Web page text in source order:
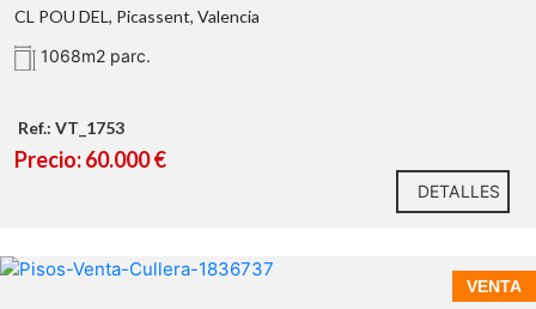
No se concede licencia de construcción hasta que no
se urbanice completamente la calle.
CL POU DEL, Picassent, Valencia
1068m2 parc.
Ref.: VT_1753
Precio: 60.000 €
DETALLES
VENTA